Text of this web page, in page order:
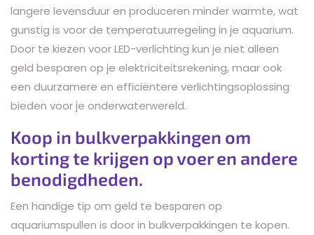
langere levensduur en produceren minder warmte, wat
gunstig is voor de temperatuurregeling in je aquarium.
Door te kiezen voor LED-verlichting kun je niet alleen
geld besparen op je elektriciteitsrekening, maar ook
een duurzamere en efficiëntere verlichtingsoplossing
bieden voor je onderwaterwereld.
Koop in bulkverpakkingen om
korting te krijgen op voer en andere
benodigdheden.
Een handige tip om geld te besparen op
aquariumspullen is door in bulkverpakkingen te kopen.